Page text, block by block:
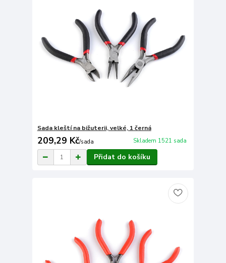
Sada kleští na bižuterii, velké, 1 černá
209,29 Kč/sada Skladem 1521 sada
Přidat do košíku